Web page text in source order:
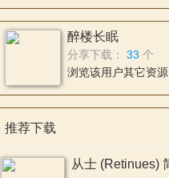
醉楼长眠
分享下载： 33 个
浏览该用户其它资源
推荐下载